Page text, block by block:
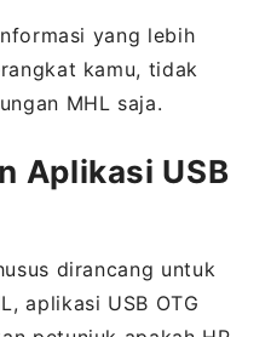
yang lebih
kamu, tidak
MHL saja.
Aplikasi USB
dirancang untuk
aplikasi USB OTG